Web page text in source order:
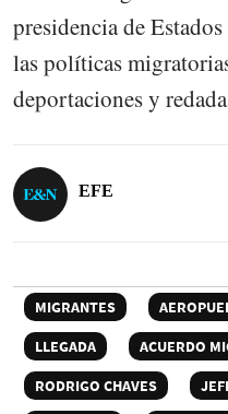
presidencia de
las políticas
deportaciones y
EFE
MIGRANTES
LLEGADA
ACUERDO
RODRIGO CHAVES